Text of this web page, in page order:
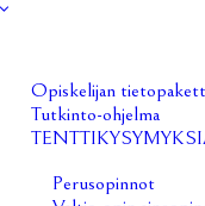
Opiskelijan
Tutkinto-ohjelma
Perusopinnot